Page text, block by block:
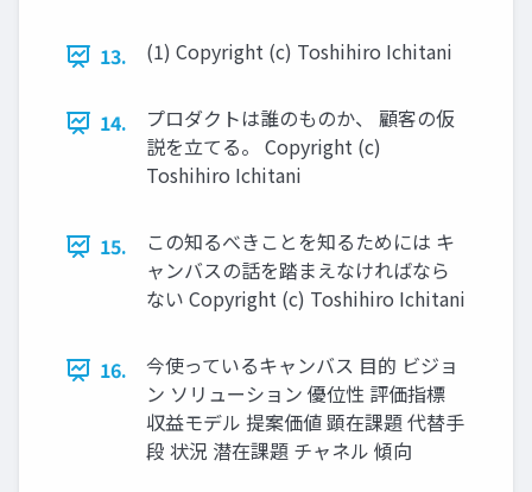
13. (1) Copyright (c) Toshihiro Ichitani
14.
プロダクトは誰のものか、 顧客の仮
説を⽴てる。 Copyright (c)
Toshihiro Ichitani
15.
この知るべきことを知るためには キ
ャンバスの話を踏まえなければなら
ない Copyright (c) Toshihiro Ichitani
16.
今使っているキャンバス ⽬的 ビジョ
ン ソリューション 優位性 評価指標
収益モデル 提案価値 顕在課題 代替⼿
段 状況 潜在課題 チャネル 傾向